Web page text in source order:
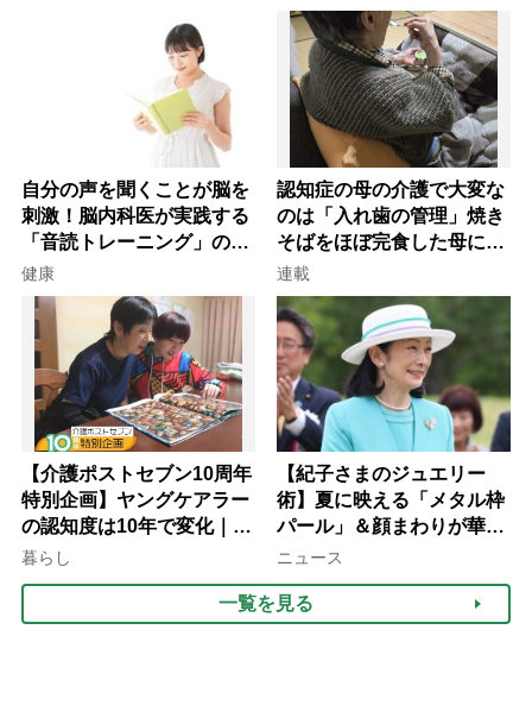
自分の声を聞くことが脳を
刺激！脳内科医が実践する
「音読トレーニング」の極
意
健康
認知症の母の介護で大変な
のは「入れ歯の管理」焼き
そばをほぼ完食した母に息
子が血の気が引いた理由
連載
【介護ポストセブン10周年
特別企画】ヤングケアラー
の認知度は10年で変化｜流
行語大賞にノミネート、法
暮らし
【紀子さまのジュエリー
術】夏に映える「メタル枠
パール」＆顔まわりが華や
ぐ「揺れる一粒」の使い分
ニュース
一覧を見る